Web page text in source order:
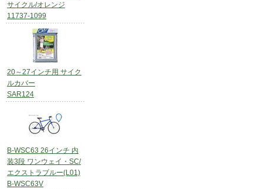
サイクル/オレンジ
11737-1099
20～27インチ用 サイク
ルカバー
SAR124
B-WSC63 26インチ 内
装3段 ワンウェイ・SC/
エクストラブルー(L01)
B-WSC63V